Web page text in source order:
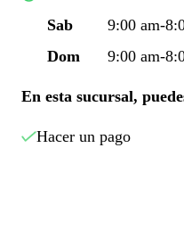
Sab
9:00 am-
Dom
9:00 am-
En esta sucursal,
Hacer un pago